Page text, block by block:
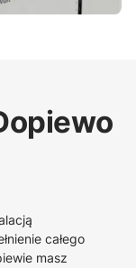
całego
masz